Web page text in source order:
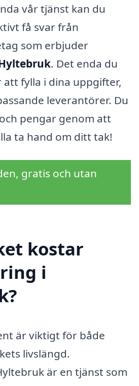
vår tjänst kan du
få svar från
som erbjuder
. Det enda du
fylla i dina uppgifter,
leverantörer. Du
pengar genom att
ta hand om ditt tak!
gratis och utan
kostar
i
är viktigt för både
livslängd.
är en tjänst som